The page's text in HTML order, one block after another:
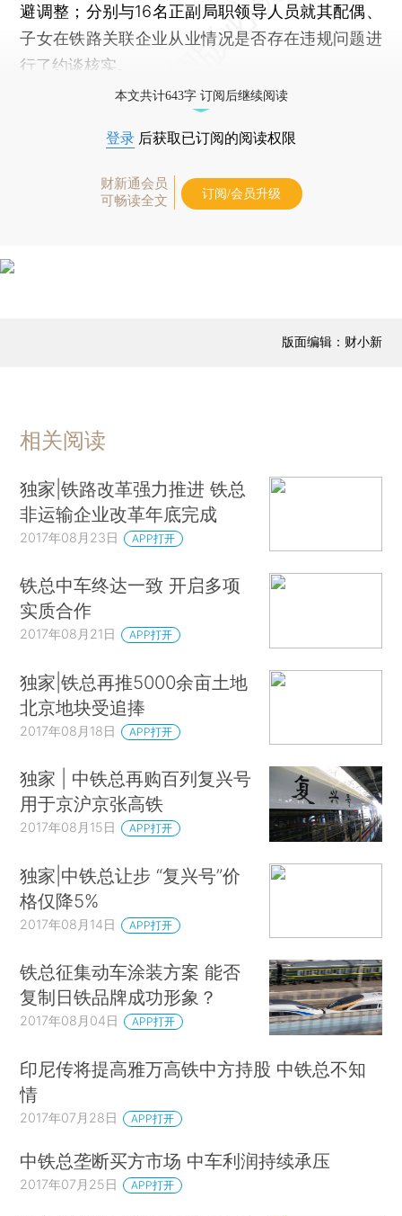
避调整；分别与16名正副局职领导人员就其配偶、
子女在铁路关联企业从业情况是否存在违规问题进
行了约谈核实。
本文共计643字 订阅后继续阅读
登录 后获取已订阅的阅读权限
财新通会员
可畅读全文
订阅/会员升级
版面编辑：财小新
相关阅读
独家|铁路改革强力推进 铁总
非运输企业改革年底完成
2017年08月23日 APP打开
铁总中车终达一致 开启多项
实质合作
2017年08月21日 APP打开
独家|铁总再推5000余亩土地
北京地块受追捧
2017年08月18日 APP打开
独家 | 中铁总再购百列复兴号
用于京沪京张高铁
2017年08月15日 APP打开
独家|中铁总让步 “复兴号”价
格仅降5%
2017年08月14日 APP打开
铁总征集动车涂装方案 能否
复制日铁品牌成功形象？
2017年08月04日 APP打开
印尼传将提高雅万高铁中方持股 中铁总不知
情
2017年07月28日 APP打开
中铁总垄断买方市场 中车利润持续承压
2017年07月25日 APP打开